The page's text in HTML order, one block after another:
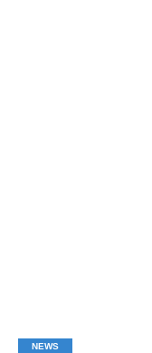
NEWS